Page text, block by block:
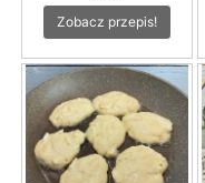
Zobacz przepis!